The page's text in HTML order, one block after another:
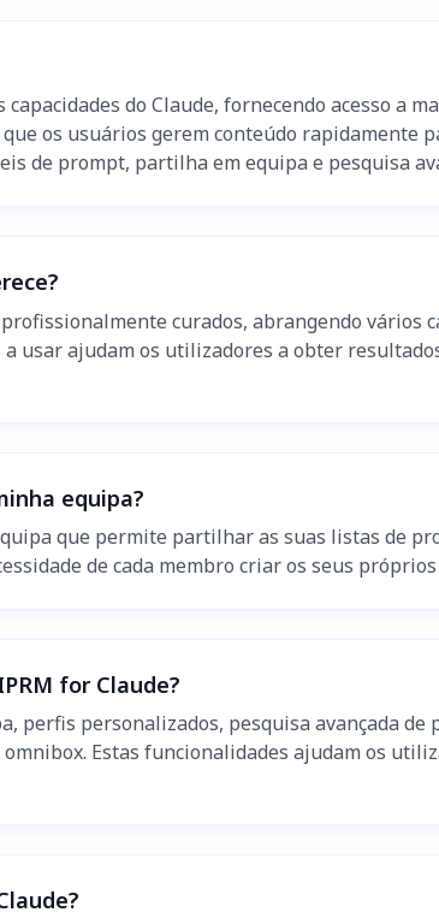
do Claude, fornecendo acesso a
os usuários gerem conteúdo rapidamente
de prompt, partilha em equipa e pesquisa
curados, abrangendo
usar ajudam os utilizadores a obter
equipa?
que permite partilhar as suas listas de
de cada membro criar os seus
for Claude?
perfis personalizados, pesquisa avançada
Estas funcionalidades ajudam os